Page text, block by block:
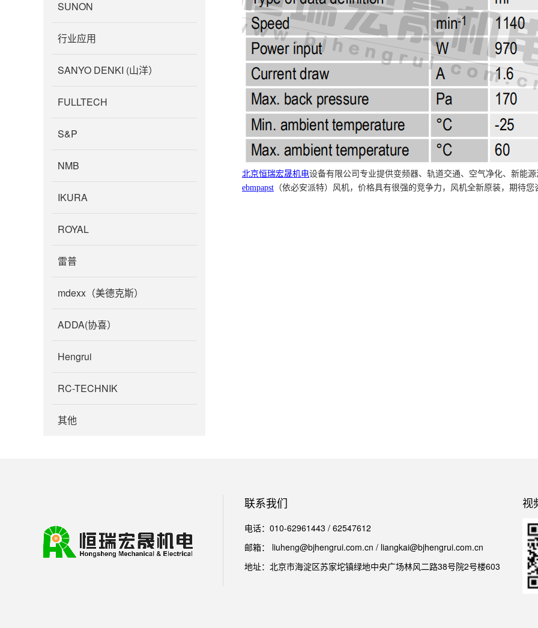
SUNON
行业应用
SANYO DENKI (山洋）
FULLTECH
S&P
NMB
IKURA
ROYAL
雷普
mdexx（美德克斯）
ADDA(协喜）
Hengrui
RC-TECHNIK
其他
北京恒瑞宏晟机电设备有限公司专业提供变频器、轨道交通、空气净化、新能
ebmpapst （依必安派特）风机，价格具有很强的竞争力，风机全新原装，期待您
联系我们
电话：010-62961443 / 62547612
邮箱： liuheng@bjhengrui.com.cn / liangkai@bjhengrui.com.cn
地址：北京市海淀区苏家坨镇绿地中央广场林风二路38号院2号楼603
视